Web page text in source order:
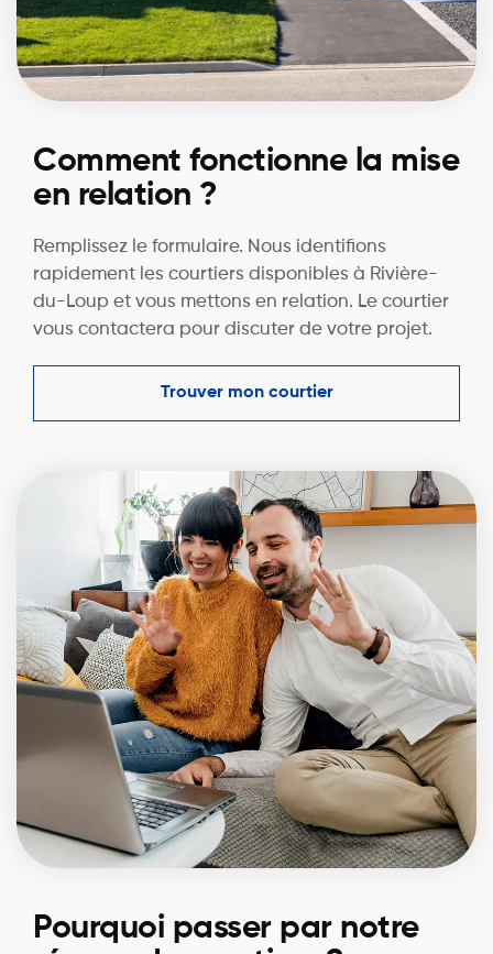
Comment fonctionne la mise
en relation ?
Remplissez le formulaire. Nous identifions
rapidement les courtiers disponibles à Rivière-
du-Loup et vous mettons en relation. Le courtier
vous contactera pour discuter de votre projet.
Trouver mon courtier
Pourquoi passer par notre